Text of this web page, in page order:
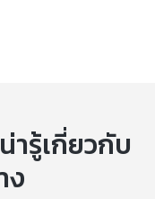
ารู้เกี่ยวกับ
ง